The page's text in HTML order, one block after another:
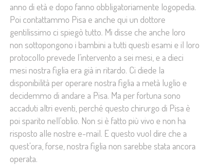
anno di età e dopo fanno obbligatoriamente logopedia.
Poi contattammo Pisa e anche qui un dottore
gentilissimo ci spiegò tutto. Mi disse che anche loro
non sottopongono i bambini a tutti questi esami e il loro
protocollo prevede l’intervento a sei mesi, e a dieci
mesi nostra figlia era già in ritardo. Ci diede la
disponibilità per operare nostra figlia a metà luglio e
decidemmo di andare a Pisa. Ma per fortuna sono
accaduti altri eventi, perché questo chirurgo di Pisa è
poi sparito nell’oblio. Non si è fatto più vivo e non ha
risposto alle nostre e-mail. E questo vuol dire che a
quest’ora, forse, nostra figlia non sarebbe stata ancora
operata.